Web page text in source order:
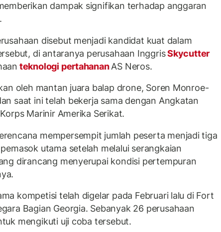
dampak signifikan terhadap anggaran
disebut menjadi kandidat kuat dalam
di antaranya perusahaan InggrisSkycutter
teknologi pertahananAS Neros.
oleh mantan juara balap drone, Soren Monroe-
saat ini telah bekerja sama dengan Angkatan
Marinir Amerika Serikat.
mempersempit jumlah peserta menjadi tiga
utama setelah melalui serangkaian
dirancang menyerupai kondisi pertempuran
kompetisi telah digelar pada Februari lalu di Fort
Bagian Georgia. Sebanyak 26 perusahaan
mengikuti uji coba tersebut.